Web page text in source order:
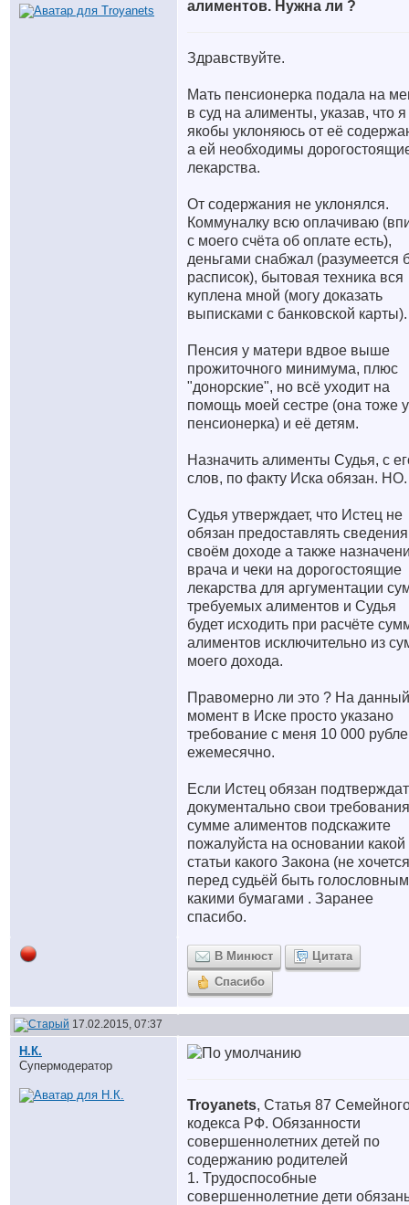
алиментов. Нужна ли ?
Здравствуйте.
Мать пенсионерка подала на
в суд на алименты, указав, что я
якобы уклоняюсь от её
а ей необходимы
лекарства.
От содержания не уклонялся.
Коммуналку всю оплачиваю
с моего счёта об оплате есть),
деньгами снабжал (разумеется
расписок), бытовая техника вся
куплена мной (могу доказать
выписками с банковской карты).
Пенсия у матери вдвое выше
прожиточного минимума, плюс
"донорские", но всё уходит на
помощь моей сестре (она тоже
пенсионерка) и её детям.
Назначить алименты Судья, с
слов, по факту Иска обязан. НО.
Судья утверждает, что Истец не
обязан предоставлять
своём доходе а также
врача и чеки на дорогостоящие
лекарства для аргументации
требуемых алиментов и Судья
будет исходить при расчёте
алиментов исключительно из
моего дохода.
Правомерно ли это ? На данный
момент в Иске просто указано
требование с меня 10 000
ежемесячно.
Если Истец обязан
документально свои
сумме алиментов подскажите
пожалуйста на основании какой
статьи какого Закона (не хочется
перед судьёй быть
какими бумагами . Заранее
спасибо.
В Минюст
Цитата
Спасибо
17.02.2015, 07:37
Н.К.
Супермодератор
Troyanets, Статья 87
кодекса РФ. Обязанности
совершеннолетних детей по
содержанию родителей
1. Трудоспособные
совершеннолетние дети